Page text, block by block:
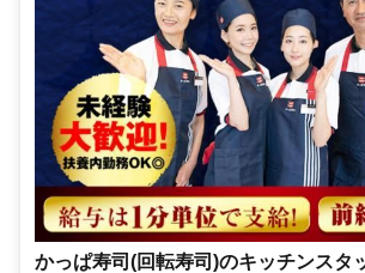
かっぱ寿司(回転寿司)のキッチンスタ